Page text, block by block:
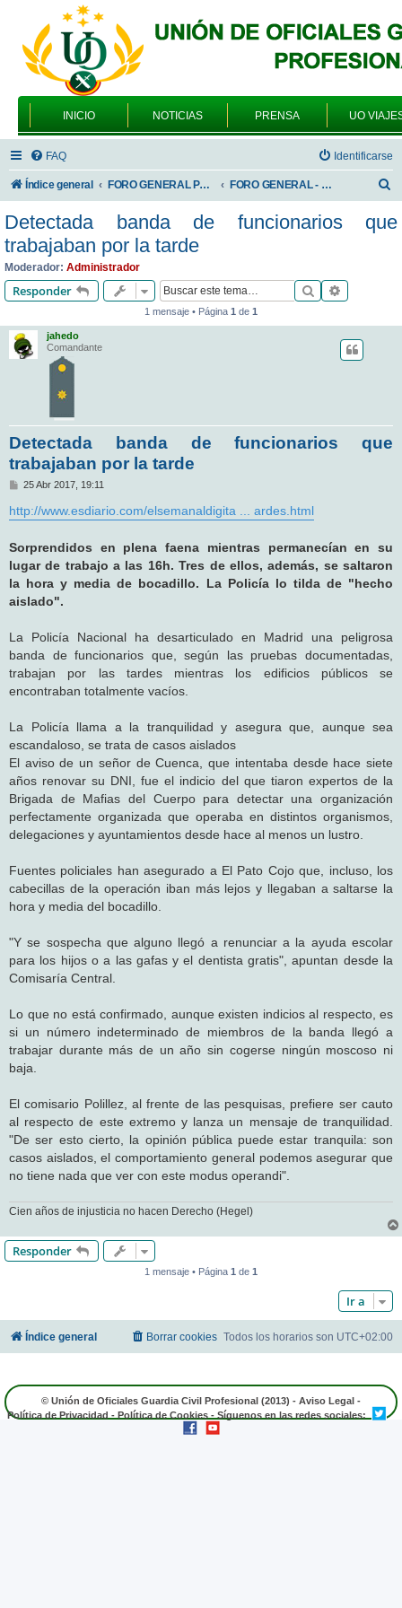
INICIO NOTICIAS PRENSA UO
FAQ Identificarse
Índice general FORO GENERAL PARA TODOS LOS USUARIOS FORO GENERAL - SONRIA, POR FAVOR
s
Detectada banda de funcionarios que
trabajaban por la tarde
Moderador: Administrador
Responder Buscar
1 mensaje • Página 1 de 1
jahedo
Comandante
Detectada banda de funcionarios que
trabajaban por la tarde
M
n
s
e
25 Abr 2017, 19:11
http://www.esdiario.com/elsemanaldigita ... ardes.html
Sorprendidos en plena faena mientras permanecían en su
lugar de trabajo a las 16h. Tres de ellos, además, se saltaron
la hora y media de bocadillo. La Policía lo tilda de "hecho
aislado".
La Policía Nacional ha desarticulado en Madrid una peligrosa
banda de funcionarios que, según las pruebas documentadas,
trabajan por las tardes mientras los edificios públicos se
encontraban totalmente vacíos.
La Policía llama a la tranquilidad y asegura que, aunque sea
escandaloso, se trata de casos aislados
El aviso de un señor de Cuenca, que intentaba desde hace siete
años renovar su DNI, fue el indicio del que tiaron expertos de la
Brigada de Mafias del Cuerpo para detectar una organización
perfectamente organizada que operaba en distintos organismos,
delegaciones y ayuntamientos desde hace al menos un lustro.
Fuentes policiales han asegurado a El Pato Cojo que, incluso, los
cabecillas de la operación iban más lejos y llegaban a saltarse la
hora y media del bocadillo.
"Y se sospecha que alguno llegó a renunciar a la ayuda escolar
para los hijos o a las gafas y el dentista gratis", apuntan desde la
Comisaría Central.
Lo que no está confirmado, aunque existen indicios al respecto, es
si un número indeterminado de miembros de la banda llegó a
trabajar durante más de un año sin cogerse ningún moscoso ni
baja.
El comisario Polillez, al frente de las pesquisas, prefiere ser cauto
al respecto de este extremo y lanza un mensaje de tranquilidad.
"De ser esto cierto, la opinión pública puede estar tranquila: son
casos aislados, el comportamiento general podemos asegurar que
no tiene nada que ver con este modus operandi".
Cien años de injusticia no hacen Derecho (Hegel)
Responder
1 mensaje • Página 1 de 1
Ir a
Índice general Todos los horarios son UTC+02:00
Borrar cookies
© Unión de Oficiales Guardia Civil Profesional (2013) - Aviso Legal -
Política de Privacidad - Política de Cookies - Síguenos en las redes sociales: